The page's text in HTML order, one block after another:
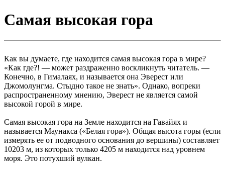
Самая высокая гора
Как вы думаете, где находится самая высокая гора в мире?
«Как где?! — может раздраженно воскликнуть читатель. —
Конечно, в Гималаях, и называется она Эверест или
Джомолунгма. Стыдно такое не знать». Однако, вопреки
распространенному мнению, Эверест не является самой
высокой горой в мире.
Самая высокая гора на Земле находится на Гавайях и
называется Маунакса («Белая гора»). Общая высота горы (если
измерять ее от подводного основания до вершины) составляет
10203 м, из которых только 4205 м находится над уровнем
моря. Это потухший вулкан.